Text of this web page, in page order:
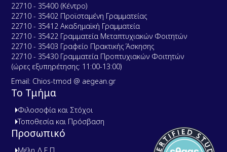
22710 - 35400 (Κέντρο)
22710 - 35402 Προϊσταμένη Γραμματείας
22710 - 35412 Ακαδημαϊκή Γραμματεία
22710 - 35422 Γραμματεία Μεταπτυχιακών Φοιτητών
22710 - 35403 Γραφείο Πρακτικής Άσκησης
22710 - 35430 Γραμματεία Προπτυχιακών Φοιτητών
(ώρες εξυπηρέτησης: 11:00-13:00)
Email: Chios-tmod @ aegean.gr
Το Τμήμα
Φιλοσοφία και Στόχοι
Τοποθεσία και Πρόσβαση
Προσωπικό